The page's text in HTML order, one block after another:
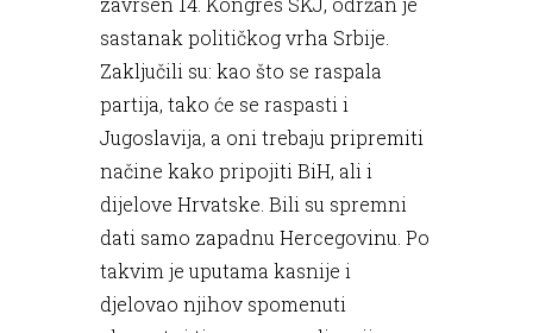
sastanak političkog vrha Srbije.
Zaključili su: kao što se raspala
partija, tako će se raspasti i
Jugoslavija, a oni trebaju pripremiti
načine kako pripojiti BiH, ali i
dijelove Hrvatske. Bili su spremni
dati samo zapadnu Hercegovinu. Po
takvim je uputama kasnije i
djelovao njihov spomenuti